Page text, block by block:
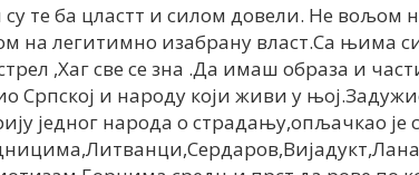
те ба цластт и силом довели. Не
на легитимно изабрану власт.Са њима
,Хаг све се зна .Да имаш образа и
Српској и народу који живи у
једног народа о страдању,опљачкао је